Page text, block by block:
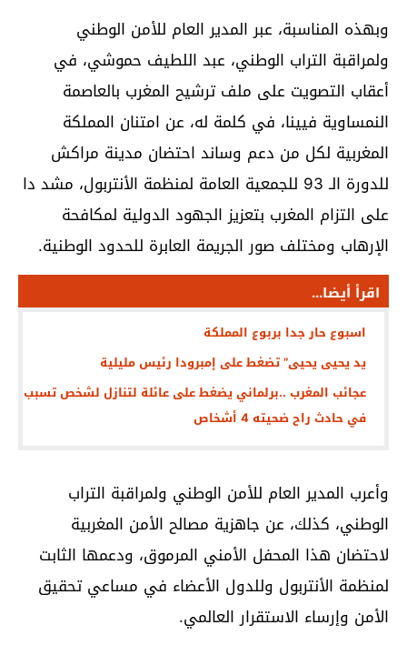
وبهذه المناسبة، عبر المدير العام للأمن الوطني
ولمراقبة التراب الوطني، عبد اللطيف حموشي، في
أعقاب التصويت على ملف ترشيح المغرب بالعاصمة
النمساوية فيينا، في كلمة له، عن امتنان المملكة
المغربية لكل من دعم وساند احتضان مدينة مراكش
للدورة الـ 93 للجمعية العامة لمنظمة الأنتربول، مشد دا
على التزام المغرب بتعزيز الجهود الدولية لمكافحة
الإرهاب ومختلف صور الجريمة العابرة للحدود الوطنية.
اقرأ أيضا...
اسبوع حار جدا بربوع المملكة
يد يحيى يحيى” تضغط على إمبرودا رئيس مليلية
عجائب المغرب ..برلماني يضغط على عائلة لتنازل لشخص تسبب
في حادث راح ضحيته 4 أشخاص
وأعرب المدير العام للأمن الوطني ولمراقبة التراب
الوطني، كذلك، عن جاهزية مصالح الأمن المغربية
لاحتضان هذا المحفل الأمني المرموق، ودعمها الثابت
لمنظمة الأنتربول وللدول الأعضاء في مساعي تحقيق
الأمن وإرساء الاستقرار العالمي.